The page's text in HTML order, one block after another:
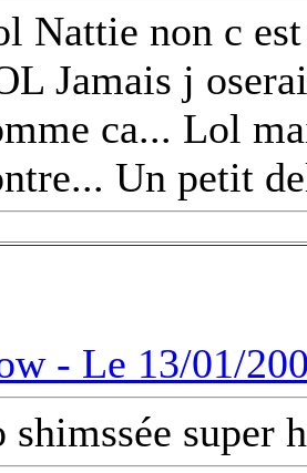
Nattie non c
Jamais j
ca... Lol
Un petit
- Le 13/01/
shimssée super